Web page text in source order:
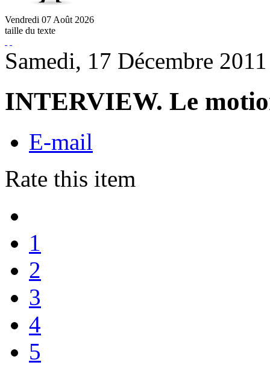
Vendredi 07 Août 2026
taille du texte
Samedi, 17 Décembre
INTERVIEW. Le
E-mail
Rate this item
1
2
3
4
5